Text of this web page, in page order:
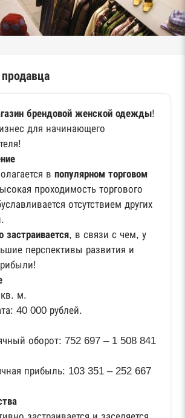
брендовой женской одежды!
для начинающего
в популярном торговом
проходимость торгового
отсутствием других
застраивается, в связи с чем, у
перспективы развития и
м.
40 000 рублей.
оборот: 752 697 – 1 508 841
прибыль: 103 351 – 252 667